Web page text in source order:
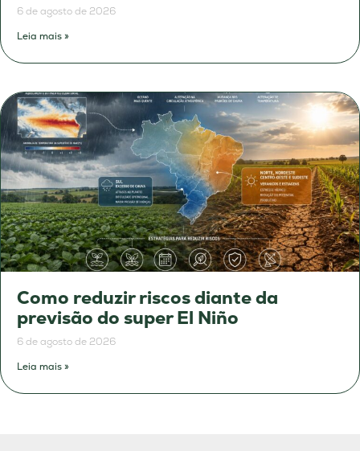
6 de agosto de 2026
Leia mais »
Como reduzir riscos diante da
previsão do super El Niño
6 de agosto de 2026
Leia mais »